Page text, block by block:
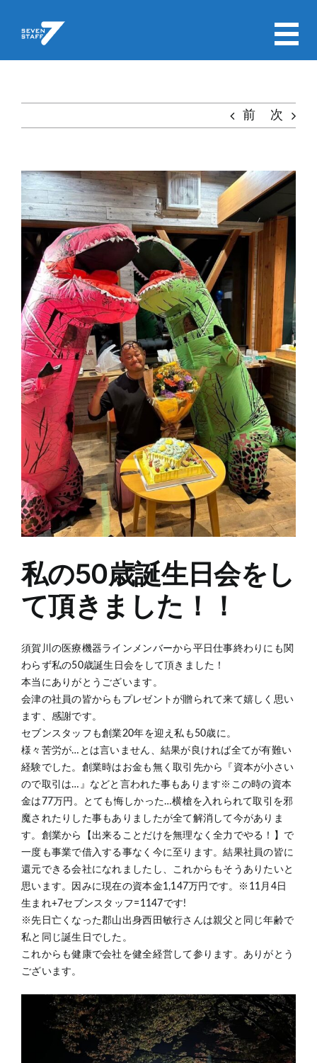
前 次
View
Larger
Image
私の50歳誕生日会をし
て頂きました！！
須賀川の医療機器ラインメンバーから平日仕事終わりにも関
わらず私の50歳誕生日会をして頂きました！
本当にありがとうございます。
会津の社員の皆からもプレゼントが贈られて来て嬉しく思い
ます、感謝です。
セブンスタッフも創業20年を迎え私も50歳に。
様々苦労が…とは言いません、結果が良ければ全てが有難い
経験でした。創業時はお金も無く取引先から『資本が小さい
ので取引は…』などと言われた事もあります※この時の資本
金は77万円。とても悔しかった…横槍を入れられて取引を邪
魔されたりした事もありましたが全て解消して今がありま
す。創業から【出来ることだけを無理なく全力でやる！】で
一度も事業で借入する事なく今に至ります。結果社員の皆に
還元できる会社になれましたし、これからもそうありたいと
思います。因みに現在の資本金1,147万円です。※11月4日
生まれ+7セブンスタッフ=1147です!
※先日亡くなった郡山出身西田敏行さんは親父と同じ年齢で
私と同じ誕生日でした。
これからも健康で会社を健全経営して参ります。ありがとう
ございます。